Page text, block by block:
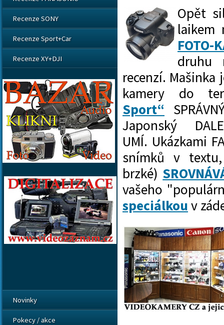
Opět
laikem
FOTO-
druhu
recenzí.
kamery do
Sport“
Japonský
UMÍ. Ukázkami
snímků v
brzké)
vašeho
speciálkou v
Recenze SONY
Recenze Sport+Car
Recenze XY+DJI
Novinky
Pokecy / akce